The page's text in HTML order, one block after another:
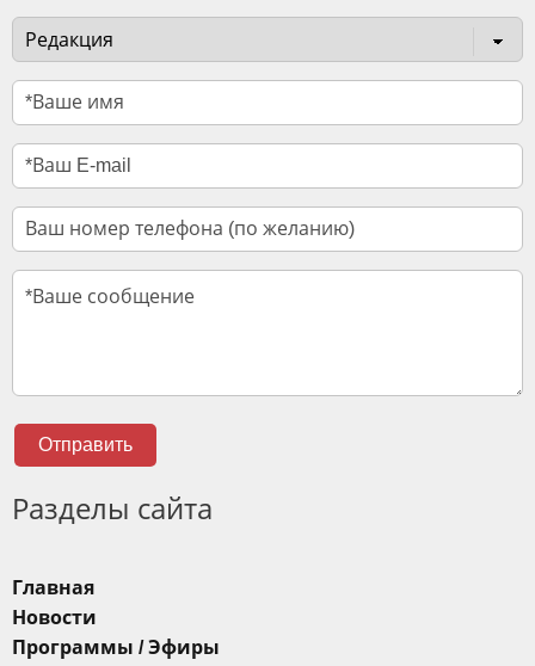
Отправить
Разделы сайта
Главная
Новости
Программы / Эфиры